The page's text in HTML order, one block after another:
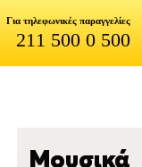
Για τηλεφωνικές παραγγελίες
211 500 0 500